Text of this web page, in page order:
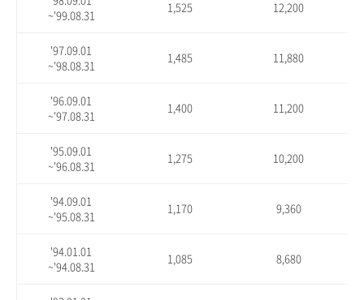
~'99.08.31
1,525 12,200
'97.09.01
~'98.08.31
1,485 11,880
'96.09.01
~'97.08.31
1,400 11,200
'95.09.01
~'96.08.31
1,275 10,200
'94.09.01
~'95.08.31
1,170 9,360
'94.01.01
~'94.08.31
1,085 8,680